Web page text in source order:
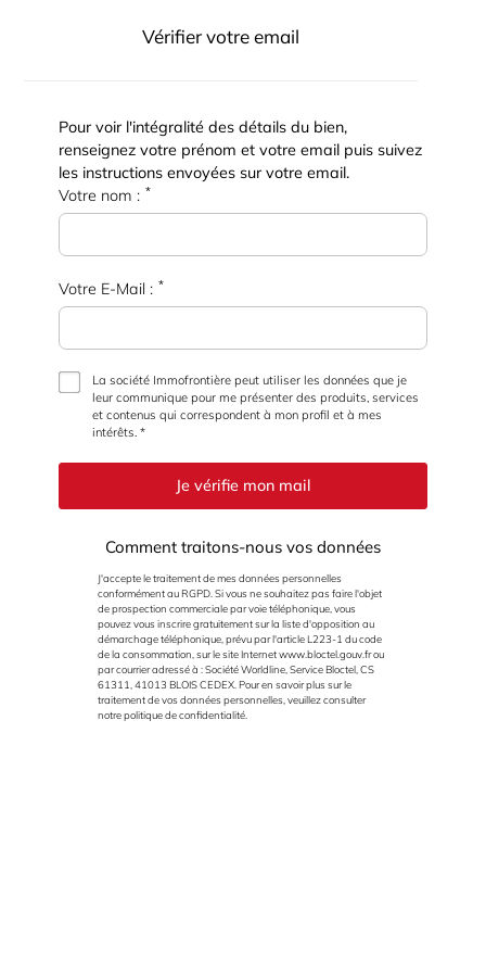
Vérifier votre email
Pour voir l'intégralité des détails du bien,
renseignez votre prénom et votre email puis suivez
les instructions envoyées sur votre email.
Votre nom : *
Votre E-Mail : *
La société Immofrontière peut utiliser les données que je
leur communique pour me présenter des produits, services
et contenus qui correspondent à mon profil et à mes
intérêts. *
Je vérifie mon mail
Comment traitons-nous vos données
J'accepte le traitement de mes données personnelles
conformément au RGPD. Si vous ne souhaitez pas faire l'objet
de prospection commerciale par voie téléphonique, vous
pouvez vous inscrire gratuitement sur la liste d'opposition au
démarchage téléphonique, prévu par l'article L223-1 du code
de la consommation, sur le site Internetwww.bloctel.gouv.frou
par courrier adressé à : Société Worldline, Service Bloctel, CS
61311, 41013 BLOIS CEDEX. Pour en savoir plus sur le
traitement de vos données personnelles, veuillez consulter
notre politique de confidentialité.